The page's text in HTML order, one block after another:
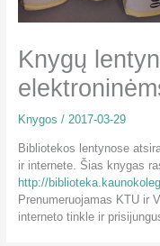
Knygų
Knygos / 2017-03-29
Bibliotekos lentynose
ir internete. Šias knygas
http://
Prenumeruojamas KTU ir
interneto tinkle ir